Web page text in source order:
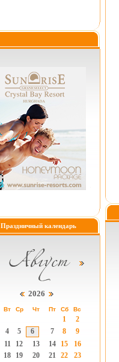
Праздничный календарь
2026
Вт Ср Чт Пт Сб Вс
1
2
4 5 6 7 8
9
11 12 13 14 15
16
18 19 20 21 22
23